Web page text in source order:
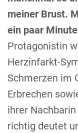
meiner Brust.
ein paar
Protagonistin
Herzinfarkt-
Schmerzen im
Erbrechen
ihrer
richtig deutet